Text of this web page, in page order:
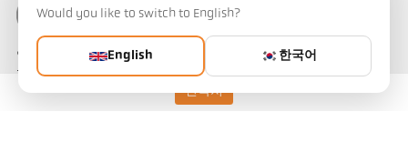
연락처
연락하다
온도 측정 솔루션에 대해 궁금한 점이 있으신가요? 저희 팀이 기꺼이
Would you like to switch to English?
English 한국어